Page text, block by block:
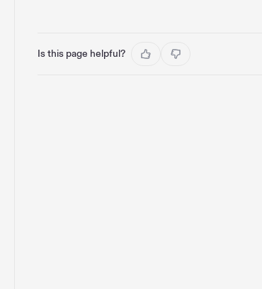
Is this page helpful?